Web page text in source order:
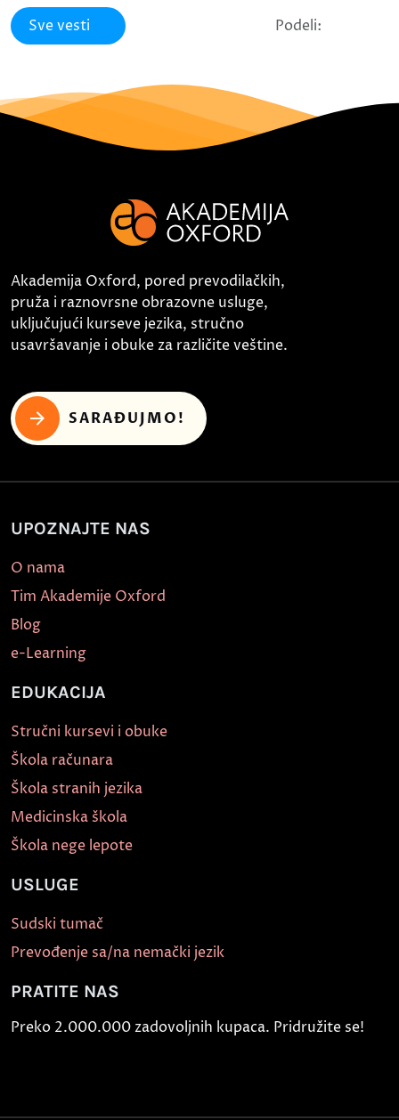
Sve vesti Podeli:
Akademija Oxford, pored prevodilačkih,
pruža i raznovrsne obrazovne usluge,
uključujući kurseve jezika, stručno
usavršavanje i obuke za različite veštine.
SARAĐUJMO!
UPOZNAJTE NAS
O nama
Tim Akademije Oxford
Blog
e-Learning
EDUKACIJA
Stručni kursevi i obuke
Škola računara
Škola stranih jezika
Medicinska škola
Škola nege lepote
USLUGE
Sudski tumač
Prevođenje sa/na nemački jezik
PRATITE NAS
Preko 2.000.000 zadovoljnih kupaca. Pridružite se!